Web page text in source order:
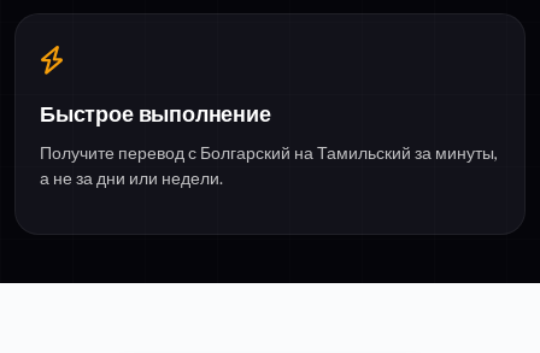
Быстрое выполнение
Получите перевод с Болгарский на Тамильский за минуты,
а не за дни или недели.